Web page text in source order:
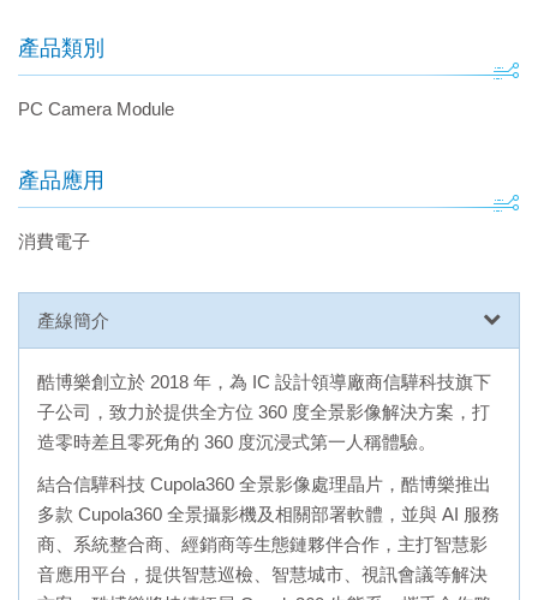
產品類別
PC Camera Module
產品應用
消費電子
產線簡介
酷博樂創立於 2018 年，為 IC 設計領導廠商信驊科技旗下
子公司，致力於提供全方位 360 度全景影像解決方案，打
造零時差且零死角的 360 度沉浸式第一人稱體驗。
結合信驊科技 Cupola360 全景影像處理晶片，酷博樂推出
多款 Cupola360 全景攝影機及相關部署軟體，並與 AI 服務
商、系統整合商、經銷商等生態鏈夥伴合作，主打智慧影
音應用平台，提供智慧巡檢、智慧城市、視訊會議等解決